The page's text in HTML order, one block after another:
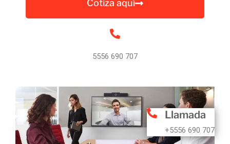
Cotiza aquí
5556 690 707
Llamada
+5556 690 707